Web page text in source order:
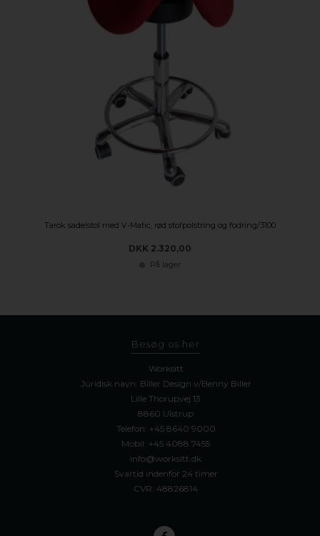
Tarok sadelstol med V-Matic, rød stofpolstring og fodring/3100
DKK 2.320,00
På lager
Besøg os her
Worksitt
Juridisk navn: Biller Design v/Benny Biller
Lille Thorupvej 13
8860 Ulstrup
Telefon: +45 8640 9000
Mobil: +45 4088 7455
info@worksitt.dk
Svartid indenfor 24 timer
CVR: 48826814